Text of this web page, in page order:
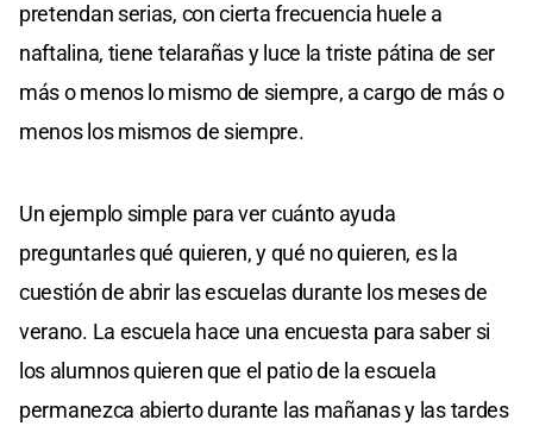
pretendan serias, con cierta frecuencia huele a
naftalina, tiene telarañas y luce la triste pátina de ser
más o menos lo mismo de siempre, a cargo de más o
menos los mismos de siempre.
Un ejemplo simple para ver cuánto ayuda
preguntarles qué quieren, y qué no quieren, es la
cuestión de abrir las escuelas durante los meses de
verano. La escuela hace una encuesta para saber si
los alumnos quieren que el patio de la escuela
permanezca abierto durante las mañanas y las tardes